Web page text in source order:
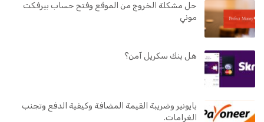
حل مشكلة الخروج من الموقع وفتح حساب بيرفكت
موني
هل بنك سكريل آمن؟
بايونير وضريبة القيمة المضافة وكيفية الدفع وتجنب
الغرامات.